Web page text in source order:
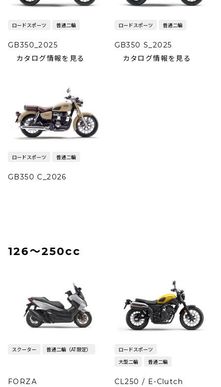
ロードスポーツ 普通二輪
GB350_2025
カタログ情報を見る
ロードスポーツ 普通二輪
GB350 S_2025
カタログ情報を見る
ロードスポーツ 普通二輪
GB350 C_2026
126〜250cc
スクーター 普通二輪（AT限定）
FORZA
ロードスポーツ
大型二輪
普通二輪
CL250 / E-Clutch